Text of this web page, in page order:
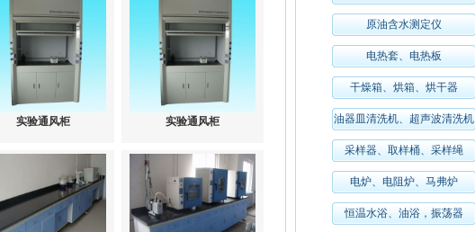
实验通风柜 实验通风柜
原油含水测定仪
电热套、电热板
干燥箱、烘箱、烘干器
油器皿清洗机、超声波清洗机
采样器、取样桶、采样绳
电炉、电阻炉、马弗炉
恒温水浴、油浴，振荡器